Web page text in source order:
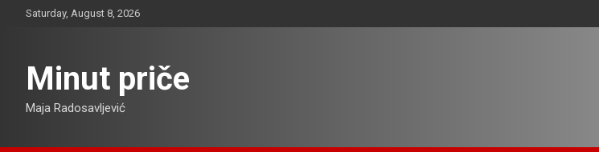
Saturday, August 8, 2026
Minut priče
Maja Radosavljević